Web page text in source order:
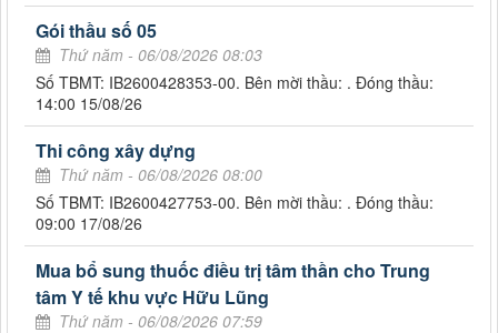
Gói thầu số 05
Thứ năm - 06/08/2026 08:03
Số TBMT: IB2600428353-00. Bên mời thầu: . Đóng thầu:
14:00 15/08/26
Thi công xây dựng
Thứ năm - 06/08/2026 08:00
Số TBMT: IB2600427753-00. Bên mời thầu: . Đóng thầu:
09:00 17/08/26
Mua bổ sung thuốc điều trị tâm thần cho Trung
tâm Y tế khu vực Hữu Lũng
Thứ năm - 06/08/2026 07:59